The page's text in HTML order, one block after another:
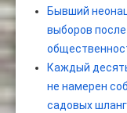
Бывший
выборов
Каждый
не намерен
садовых